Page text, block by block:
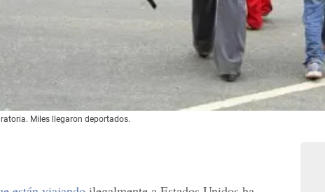
Miles llegaron deportados.